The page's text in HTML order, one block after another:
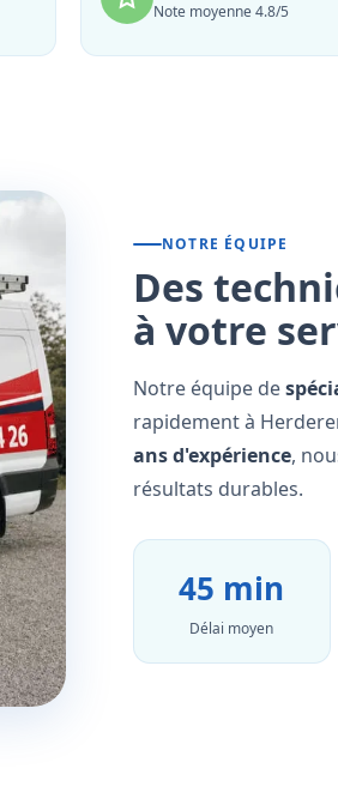
Note moyenne 4.8/5
NOTRE ÉQUIPE
Des
à votre
Notre équipe de
rapidement à
ans d'expérience,
résultats durables.
45 min
Délai moyen